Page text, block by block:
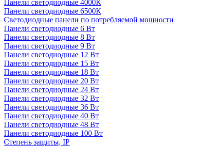
Панели светодиодные 4000К
Панели светодиодные 6500К
Светодиодные панели по потребляемой мощности
Панели светодиодные 6 Вт
Панели светодиодные 8 Вт
Панели светодиодные 9 Вт
Панели светодиодные 12 Вт
Панели светодиодные 15 Вт
Панели светодиодные 18 Вт
Панели светодиодные 20 Вт
Панели светодиодные 24 Вт
Панели светодиодные 32 Вт
Панели светодиодные 36 Вт
Панели светодиодные 40 Вт
Панели светодиодные 48 Вт
Панели светодиодные 100 Вт
Степень защиты, IP